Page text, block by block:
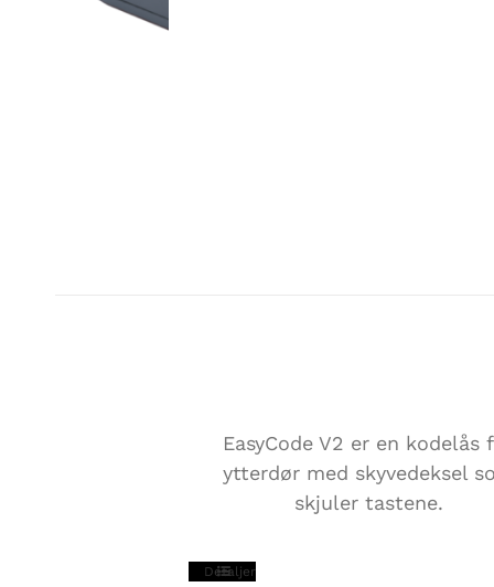
EasyCode V2 er en kodelås
ytterdør med skyvedeksel
skjuler tastene.
Detaljer